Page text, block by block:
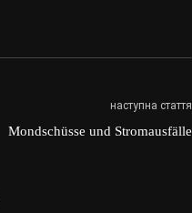
наступна стаття
Mondschüsse und Stromausfälle